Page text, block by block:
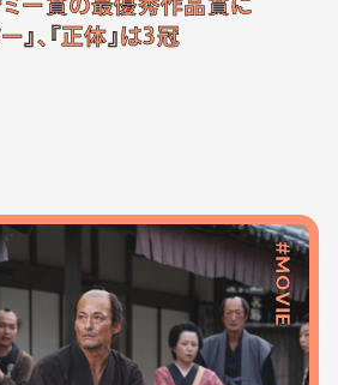
ー賞の最優秀作品賞に
』、『正体』は3冠
#MOVIE